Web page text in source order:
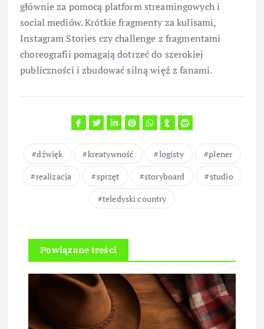
głównie za pomocą platform streamingowych i
social mediów. Krótkie fragmenty za kulisami,
Instagram Stories czy challenge z fragmentami
choreografii pomagają dotrzeć do szerokiej
publiczności i zbudować silną więź z fanami.
dźwięk kreatywność logisty
plener
realizacja
sprzęt storyboard
studio
teledyski country
Powiązane treści